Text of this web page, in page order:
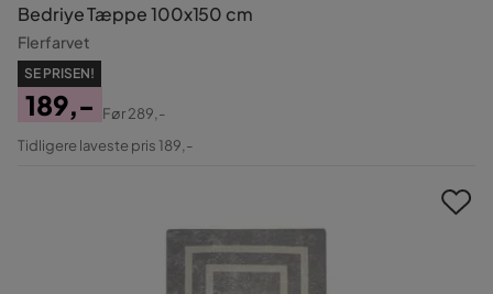
Bedriye Tæppe 100x150 cm
Flerfarvet
SE PRISEN!
Pris
189,-
Original
Før289,-
Tidligere laveste pris 189,-